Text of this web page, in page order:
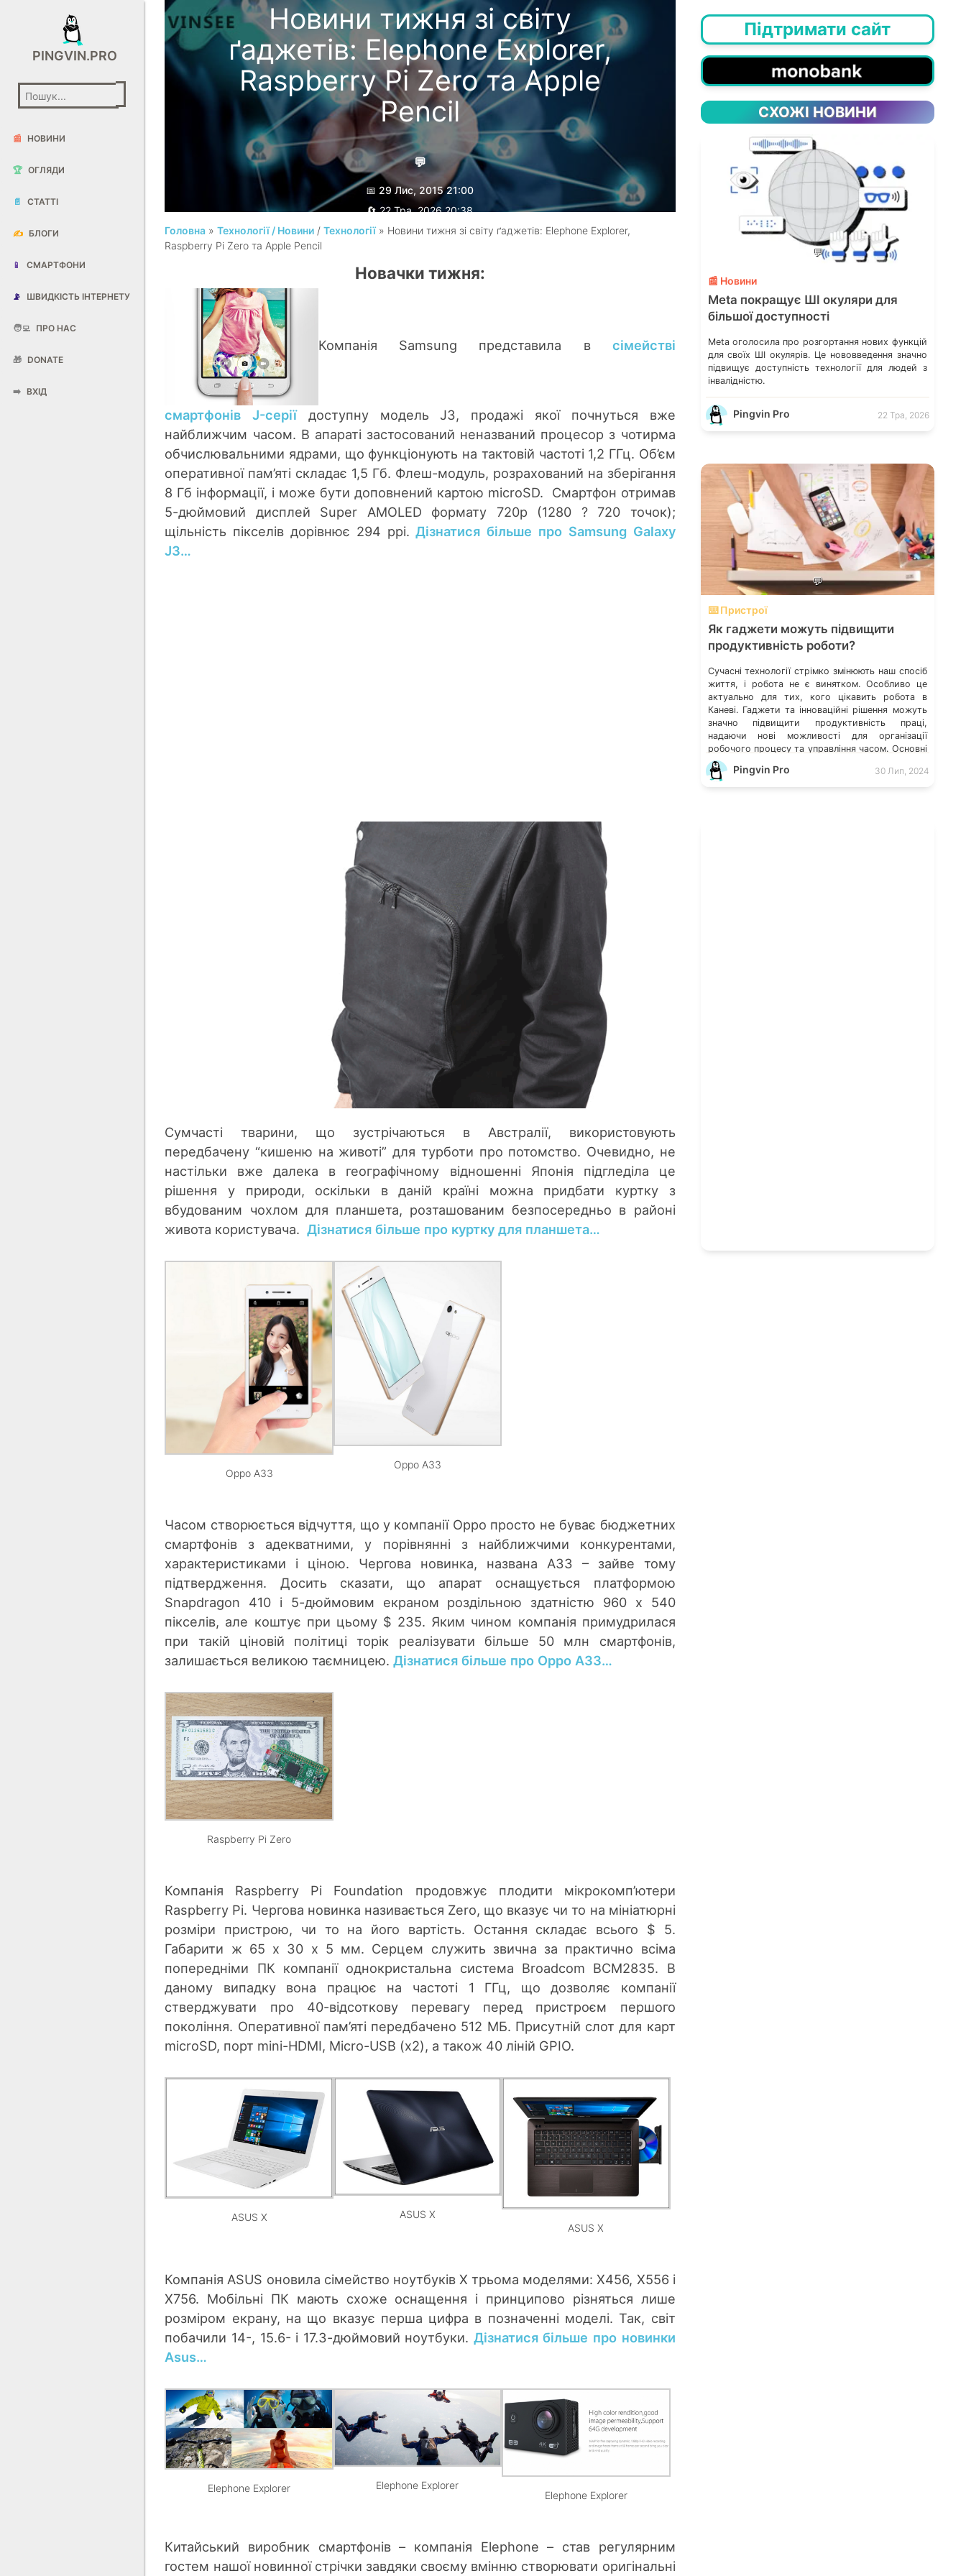
PINGVIN.PRO
📰 НОВИНИ
🏆 ОГЛЯДИ
📄 СТАТТІ
✍️ БЛОГИ
📱 СМАРТФОНИ
📡 ШВИДКІСТЬ ІНТЕРНЕТУ
🧑‍💻 ПРО НАС
🎁 DONATE
➡️ ВХІД
Новини тижня зі світу
ґаджетів: Elephone Explorer,
Raspberry Pi Zero та Apple
Pencil
💬
📅 29 Лис, 2015 21:00
🔄 22 Тра, 2026 20:38
Гребеник Максим
Головна »Технології / Новини /Технології» Новини тижня зі світу ґаджетів: Elephone Explorer,
Raspberry Pi Zero та Apple Pencil
Новачки тижня:
Компанія Samsung представила в сімействі
смартфонів J-серії доступну модель J3, продажі якої почнуться вже
найближчим часом. В апараті застосований неназваний процесор з чотирма
обчислювальними ядрами, що функціонують на тактовій частоті 1,2 ГГц. Об’єм
оперативної пам’яті складає 1,5 Гб. Флеш-модуль, розрахований на зберігання
8 Гб інформації, і може бути доповнений картою microSD. Смартфон отримав
5-дюймовий дисплей Super AMOLED формату 720р (1280 ? 720 точок);
щільність пікселів дорівнює 294 ppi.Дізнатися більше про Samsung Galaxy
J3…
Сумчасті тварини, що зустрічаються в Австралії, використовують
передбачену “кишеню на животі” для турботи про потомство. Очевидно, не
настільки вже далека в географічному відношенні Японія підгледіла це
рішення у природи, оскільки в даній країні можна придбати куртку з
вбудованим чохлом для планшета, розташованим безпосередньо в районі
живота користувача.Дізнатися більше про куртку для планшета…
Oppo A33
Oppo A33
Часом створюється відчуття, що у компанії Oppo просто не буває бюджетних
смартфонів з адекватними, у порівнянні з найближчими конкурентами,
характеристиками і ціною. Чергова новинка, названа A33 – зайве тому
підтвердження. Досить сказати, що апарат оснащується платформою
Snapdragon 410 і 5-дюймовим екраном роздільною здатністю 960 х 540
пікселів, але коштує при цьому $ 235. Яким чином компанія примудрилася
при такій ціновій політиці торік реалізувати більше 50 млн смартфонів,
залишається великою таємницею.Дізнатися більше про Oppo A33…
Raspberry Pi Zero
Компанія Raspberry Pi Foundation продовжує плодити мікрокомп’ютери
Raspberry Pi. Чергова новинка називається Zero, що вказує чи то на мініатюрні
розміри пристрою, чи то на його вартість. Остання складає всього $ 5.
Габарити ж 65 х 30 х 5 мм. Серцем служить звична за практично всіма
попередніми ПК компанії однокристальна система Broadcom BCM2835. В
даному випадку вона працює на частоті 1 ГГц, що дозволяє компанії
стверджувати про 40-відсоткову перевагу перед пристроєм першого
покоління. Оперативної пам’яті передбачено 512 МБ. Присутній слот для карт
microSD, порт mini-HDMI, Micro-USB (x2), а також 40 ліній GPIO.
ASUS X
ASUS X
ASUS X
Компанія ASUS оновила сімейство ноутбуків X трьома моделями: X456, X556 і
X756. Мобільні ПК мають схоже оснащення і принципово різняться лише
розміром екрану, на що вказує перша цифра в позначенні моделі. Так, світ
побачили 14-, 15.6- і 17.3-дюймовий ноутбуки. Дізнатися більше про новинки
Asus…
Elephone Explorer
Elephone Explorer
Elephone Explorer
Китайський виробник смартфонів – компанія Elephone – став регулярним
гостем нашої новинної стрічки завдяки своєму вмінню створювати оригінальні
Підтримати сайт
СХОЖІ НОВИНИ
💬
📰 Новини
Meta покращує ШІ окуляри для
більшої доступності
Meta оголосила про розгортання нових функцій
для своїх ШІ окулярів. Це нововведення значно
підвищує доступність технології для людей з
інвалідністю.
Pingvin Pro 22 Тра, 2026
💬
⌨️ Пристрої
Як гаджети можуть підвищити
продуктивність роботи?
Сучасні технології стрімко змінюють наш спосіб
життя, і робота не є винятком. Особливо це
актуально для тих, кого цікавить робота в
Каневі. Гаджети та інноваційні рішення можуть
значно підвищити продуктивність праці,
надаючи нові можливості для організації
робочого процесу та управління часом. Основні
гаджети для підвищення продуктивності
Сучасний ринок пропонує безліч гаджетів, які
Pingvin Pro 30 Лип, 2024